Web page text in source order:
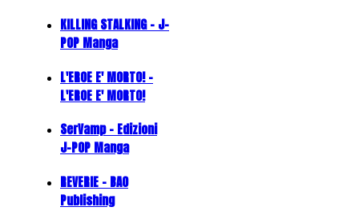
KILLING STALKING - J-
POP Manga
L'EROE E' MORTO! -
L'EROE E' MORTO!
SerVamp - Edizioni
J-POP Manga
REVERIE - BAO
Publishing